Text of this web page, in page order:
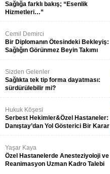
Sağlığa farklı bakış; “Esenlik
Hizmetleri…”
Cemil Demirci
Bir Diplomanın Ötesindeki Bekleyiş:
Sağlığın Görünmez Beyin Takımı
Sizden Gelenler
Sağlıkta tek tip forma dayatması:
sürdürülebilir mi?
Hukuk Köşesi
Serbest Hekimler&Özel Hastaneler:
Danıştay’dan Yol Gösterici Bir Karar
Yaşar Kaya
Özel Hastanelerde Anesteziyoloji ve
Reanimasyon Uzman Kadro Talebi